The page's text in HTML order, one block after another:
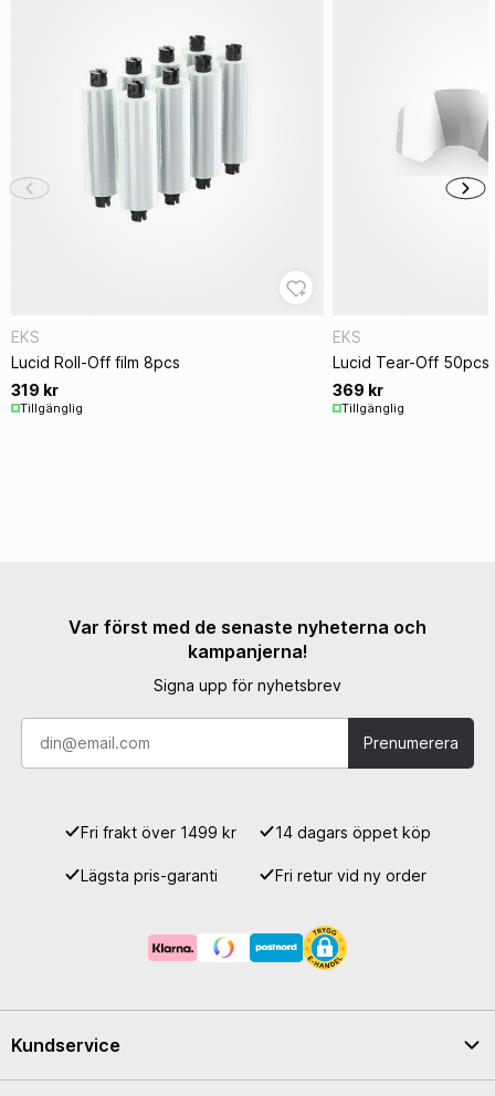
EKS
Lucid Roll-Off film 8pcs
319 kr
Tillgänglig
EKS
Lucid Tear-Off 50pcs
369 kr
Tillgänglig
Var först med de senaste nyheterna och
kampanjerna!
Signa upp för nyhetsbrev
Prenumerera
Fri frakt över 1499 kr 14 dagars öppet köp
Lägsta pris-garanti Fri retur vid ny order
Kundservice